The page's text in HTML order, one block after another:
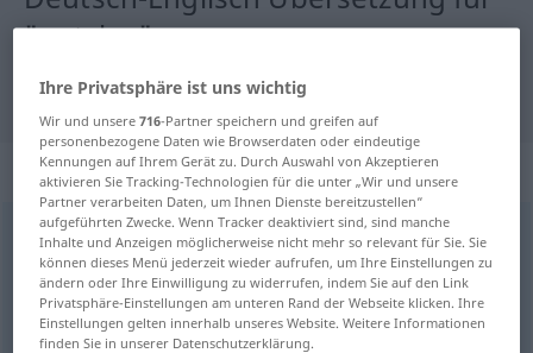
"nutzlos"
"nutzlos" Englisch Übersetzung
„nutzlos“: Adjektiv
nutzlosadj
Übersicht aller Übersetzungen
(Für mehr Details die Übersetzung anklicken/antippen)
Ihre Privatsphäre ist uns wichtig
Wir und unsere716-Partner speichern und greifen auf
personenbezogene Daten wie Browserdaten oder eindeutige
Kennungen auf Ihrem Gerät zu. Durch Auswahl von Akzeptieren
aktivieren Sie Tracking-Technologien für die unter „Wir und unsere
Partner verarbeiten Daten, um Ihnen Dienste bereitzustellen“
aufgeführten Zwecke. Wenn Tracker deaktiviert sind, sind manche
Inhalte und Anzeigen möglicherweise nicht mehr so relevant für Sie. Sie
können dieses Menü jederzeit wieder aufrufen, um Ihre Einstellungen zu
ändern oder Ihre Einwilligung zu widerrufen, indem Sie auf den Link
Privatsphäre-Einstellungen am unteren Rand der Webseite klicken. Ihre
Einstellungen gelten innerhalb unseres Website. Weitere Informationen
finden Sie in unserer Datenschutzerklärung.